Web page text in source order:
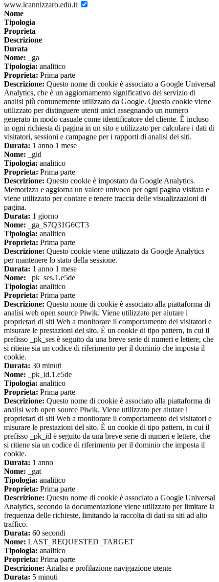
www.lcannizzaro.edu.it
Nome
Tipologia
Proprieta
Descrizione
Durata
Nome: _ga
Tipologia: analitico
Proprieta: Prima parte
Descrizione: Questo nome di cookie è associato a Google Universal
Analytics, che è un aggiornamento significativo del servizio di
analisi più comunemente utilizzato da Google. Questo cookie viene
utilizzato per distinguere utenti unici assegnando un numero
generato in modo casuale come identificatore del cliente. È incluso
in ogni richiesta di pagina in un sito e utilizzato per calcolare i dati di
visitatori, sessioni e campagne per i rapporti di analisi dei siti.
Durata: 1 anno 1 mese
Nome: _gid
Tipologia: analitico
Proprieta: Prima parte
Descrizione: Questo cookie è impostato da Google Analytics.
Memorizza e aggiorna un valore univoco per ogni pagina visitata e
viene utilizzato per contare e tenere traccia delle visualizzazioni di
pagina.
Durata: 1 giorno
Nome: _ga_S7Q31G6CT3
Tipologia: analitico
Proprieta: Prima parte
Descrizione: Questo cookie viene utilizzato da Google Analytics
per mantenere lo stato della sessione.
Durata: 1 anno 1 mese
Nome: _pk_ses.1.e5de
Tipologia: analitico
Proprieta: Prima parte
Descrizione: Questo nome di cookie è associato alla piattaforma di
analisi web open source Piwik. Viene utilizzato per aiutare i
proprietari di siti Web a monitorare il comportamento dei visitatori e
misurare le prestazioni del sito. È un cookie di tipo pattern, in cui il
prefisso _pk_ses è seguito da una breve serie di numeri e lettere, che
si ritiene sia un codice di riferimento per il dominio che imposta il
cookie.
Durata: 30 minuti
Nome: _pk_id.1.e5de
Tipologia: analitico
Proprieta: Prima parte
Descrizione: Questo nome di cookie è associato alla piattaforma di
analisi web open source Piwik. Viene utilizzato per aiutare i
proprietari di siti Web a monitorare il comportamento dei visitatori e
misurare le prestazioni del sito. È un cookie di tipo pattern, in cui il
prefisso _pk_id è seguito da una breve serie di numeri e lettere, che
si ritiene sia un codice di riferimento per il dominio che imposta il
cookie.
Durata: 1 anno
Nome: _gat
Tipologia: analitico
Proprieta: Prima parte
Descrizione: Questo nome di cookie è associato a Google Universal
Analytics, secondo la documentazione viene utilizzato per limitare la
frequenza delle richieste, limitando la raccolta di dati su siti ad alto
traffico.
Durata: 60 secondi
Nome: LAST_REQUESTED_TARGET
Tipologia: analitico
Proprieta: Prima parte
Descrizione: Analisi e profilazione navigazione utente
Durata: 5 minuti